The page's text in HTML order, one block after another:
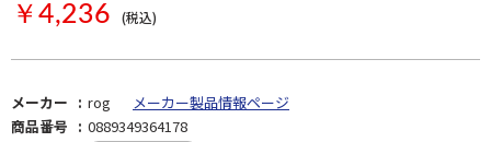
￥4,236 (税込)
メーカー rog
メーカー製品情報ページ
商品番号
0889349364178